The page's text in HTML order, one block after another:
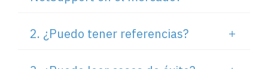
2. ¿Puedo tener referencias?